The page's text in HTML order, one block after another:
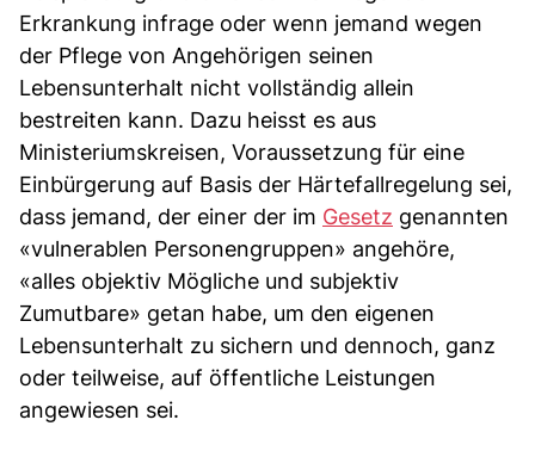
Erkrankung infrage oder wenn jemand wegen
der Pflege von Angehörigen seinen
Lebensunterhalt nicht vollständig allein
bestreiten kann. Dazu heisst es aus
Ministeriumskreisen, Voraussetzung für eine
Einbürgerung auf Basis der Härtefallregelung sei,
dass jemand, der einer der im Gesetz genannten
«vulnerablen Personengruppen» angehöre,
«alles objektiv Mögliche und subjektiv
Zumutbare» getan habe, um den eigenen
Lebensunterhalt zu sichern und dennoch, ganz
oder teilweise, auf öffentliche Leistungen
angewiesen sei.